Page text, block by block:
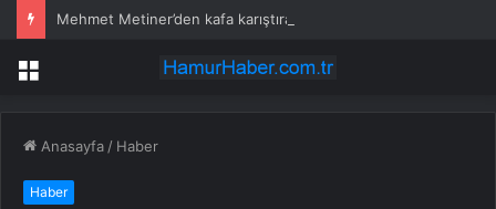
Menü
Anasayfa / Haber
Haber